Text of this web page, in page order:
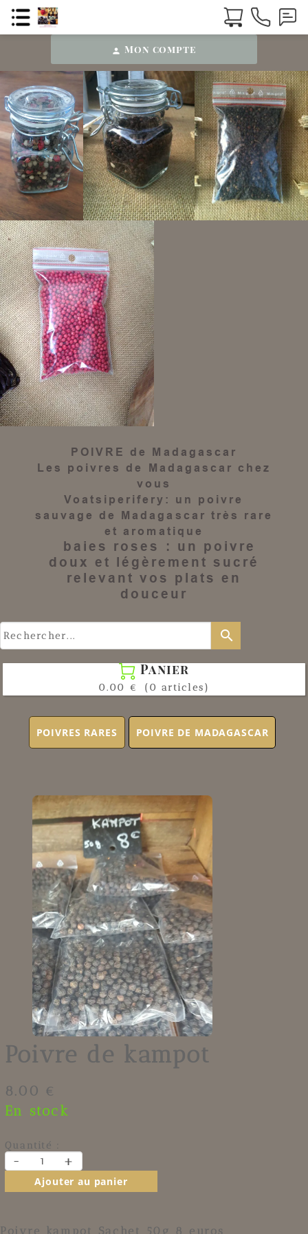
person Mon compte
POIVRE de Madagascar
Les poivres de Madagascar chez
vous
Voatsiperifery : un
poivre
sauvage de Madagascar très rare
et aromatique
baies roses : un poivre
doux et légèrement sucré
relevant vos plats en
douceur
search
 Panier
0.00 € (0 articles)
POIVRES RARES POIVRE DE MADAGASCAR
Poivre de kampot
8.00 €
En stock
Quantité :
- +
Ajouter au panier
Poivre kampot Sachet 50g 8 euros